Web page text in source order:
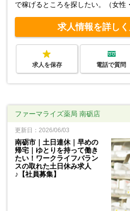
で稼げるところを探したい。（女性
求人情報を詳し
求人を保存 電話で質問
ファーマライズ薬局 南砺店
更新日：2026/06/03
南砺市｜土日連休｜早めの
帰宅｜ゆとりを持って働き
たい！ワークライフバラン
スの取れた土日休み求人
♪【社員募集】